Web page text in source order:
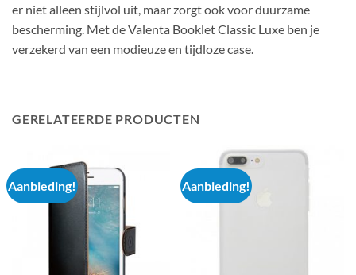
er niet alleen stijlvol uit, maar zorgt ook voor duurzame
bescherming. Met de Valenta Booklet Classic Luxe ben je
verzekerd van een modieuze en tijdloze case.
GERELATEERDE PRODUCTEN
Aanbieding! Aanbieding!